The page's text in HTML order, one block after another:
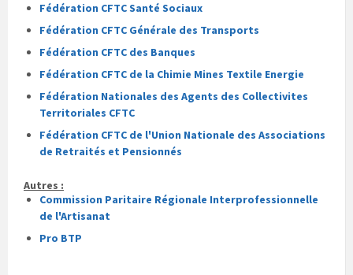
Fédération CFTC Santé Sociaux
Fédération CFTC Générale des Transports
Fédération CFTC des Banques
Fédération CFTC de la Chimie Mines Textile Energie
Fédération Nationales des Agents des Collectivites
Territoriales CFTC
Fédération CFTC de l'Union Nationale des Associations
de Retraités et Pensionnés
Autres :
Commission Paritaire Régionale Interprofessionnelle
de l'Artisanat
Pro BTP